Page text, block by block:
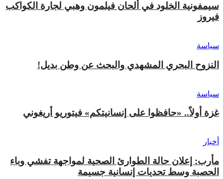
سيمفونية الخلود في ألحان فيلمون وهبي لجارة الكواكب
فيروز
سياسة
النزوح البحري المشهدي والبحث عن وطن بديل!
سياسة
غزة أولاً.. «حافظوا على إنسانيتكم» فيتوريو أريغوني
أخبار
مأرب: إعلان حالة الطوارئ الصحية لمواجهة تفشي وباء
الحصبة وسط تحديات إنسانية جسيمة